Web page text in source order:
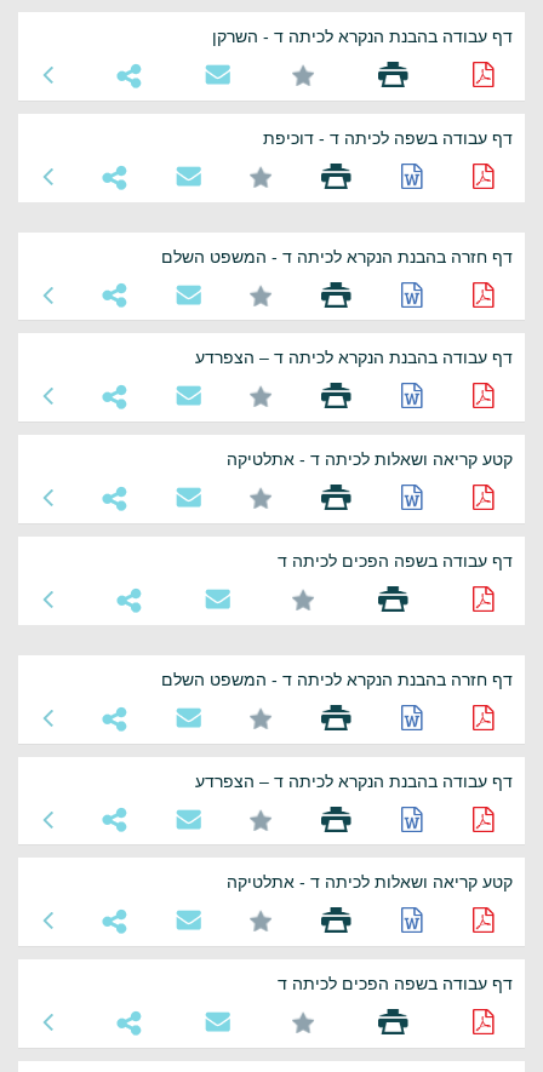
דף עבודה בהבנת הנקרא לכיתה ד - השרקן
דף עבודה בשפה לכיתה ד - דוכיפת
דף חזרה בהבנת הנקרא לכיתה ד - המשפט השלם
דף עבודה בהבנת הנקרא לכיתה ד – הצפרדע
קטע קריאה ושאלות לכיתה ד - אתלטיקה
דף עבודה בשפה הפכים לכיתה ד
דף חזרה בהבנת הנקרא לכיתה ד - המשפט השלם
דף עבודה בהבנת הנקרא לכיתה ד – הצפרדע
קטע קריאה ושאלות לכיתה ד - אתלטיקה
דף עבודה בשפה הפכים לכיתה ד